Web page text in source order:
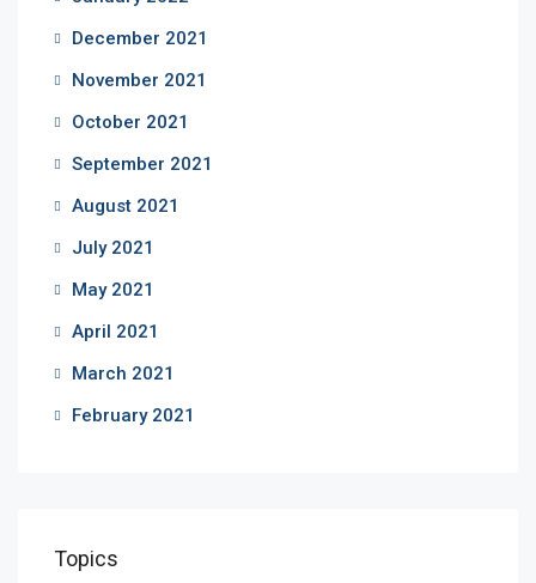
December 2021
November 2021
October 2021
September 2021
August 2021
July 2021
May 2021
April 2021
March 2021
February 2021
Topics